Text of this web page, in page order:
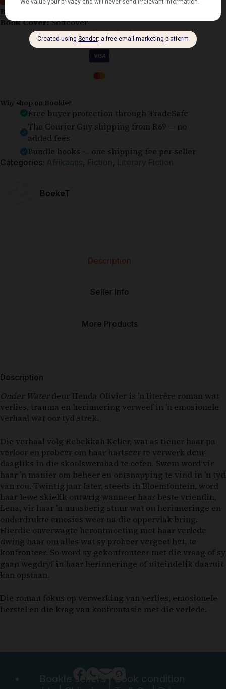
Book Condition:
Book Cover:Softcover
Guaranteed Safe Checkout
Why shop on Bookle?
Free buyer protection through TradeSafe
The Courier Guy shipping from R69 — no
added fees
Bundle books — one shipping fee per seller
Categories: Afrikaans, Fiction, Literary Fiction
BoekeT
Description
Seller Info
More Products
Description
Onder Waterdeur Henda Olivier is ’n literêre roman wat
verlies, trauma en herinnering verweef in ’n emosionele
verhaal wat oor tyd strek.
Die verhaal volg Rebekkah Keller, wat as tiener haar pa
verloor en probeer om haar hartseer te verwerk deur
daagliks in die skoolswembad te oefen. Swem word vir
haar ’n manier om beheer en ontsnapping te vind in ’n tyd
van rou. Twintig jaar later, steeds in Bloemfontein, word
haar lewe skielik ontwrig wanneer haar beste vriendin,
Lena, vir haar ’n nuusberig stuur wat ou herinneringe en
onderdrukte emosies weer na die oppervlak bring.
Hierdie onverwagte herontmoeting met haar verlede
dwing haar om alles wat sy probeer vergeet het, te
konfronteer. So word sy gekonfronteer met die vraag of sy
gaan wegdryf in haar herinneringe of uiteindelik daaruit
kan opstaan.
Die roman fokus op verwerking van verlies, emosionele
herstel en die krag van konfrontasie met die verlede.
Bookle sellers|Book condition